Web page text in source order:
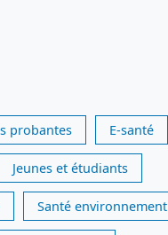
probantes E-santé
Jeunes et étudiants
Santé environnement